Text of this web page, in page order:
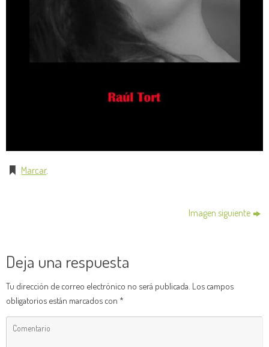
Marcar.
Imagen siguiente
Deja una respuesta
Tu dirección de correo electrónico no será publicada. Los campos
obligatorios están marcados con *